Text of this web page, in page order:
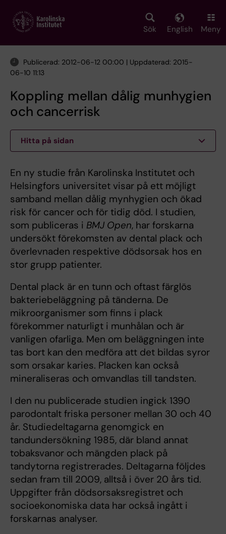
main
Sök English Meny
Publicerad: 2012-06-12 00:00 | Uppdaterad: 2015-
06-10 11:13
Koppling mellan dålig munhygien
och cancerrisk
Hitta på sidan
En ny studie från Karolinska Institutet och
Helsingfors universitet visar på ett möjligt
samband mellan dålig mynhygien och ökad
risk för cancer och för tidig död. I studien,
som publiceras i BMJ Open, har forskarna
undersökt förekomsten av dental plack och
överlevnaden respektive dödsorsak hos en
stor grupp patienter.
Dental plack är en tunn och oftast färglös
bakteriebeläggning på tänderna. De
mikroorganismer som finns i plack
förekommer naturligt i munhålan och är
vanligen ofarliga. Men om beläggningen inte
tas bort kan den medföra att det bildas syror
som orsakar karies. Placken kan också
mineraliseras och omvandlas till tandsten.
I den nu publicerade studien ingick 1390
parodontalt friska personer mellan 30 och 40
år. Studiedeltagarna genomgick en
tandundersökning 1985, där bland annat
tobaksvanor och mängden plack på
tandytorna registrerades. Deltagarna följdes
sedan fram till 2009, alltså i över 20 års tid.
Uppgifter från dödsorsaksregistret och
socioekonomiska data har också ingått i
forskarnas analyser.